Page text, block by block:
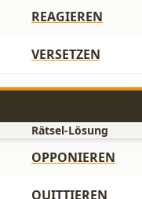
REAGIEREN
VERSETZEN
Rätsel-Lösung
OPPONIEREN
QUITTIEREN